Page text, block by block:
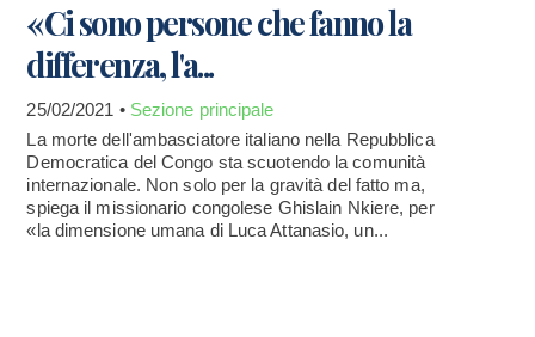
«Ci sono persone che fanno la
differenza, l'a...
25/02/2021 • Sezione principale
La morte dell'ambasciatore italiano nella Repubblica
Democratica del Congo sta scuotendo la comunità
internazionale. Non solo per la gravità del fatto ma,
spiega il missionario congolese Ghislain Nkiere, per
«la dimensione umana di Luca Attanasio, un...